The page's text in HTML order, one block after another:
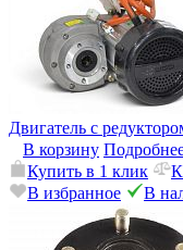
Двигатель с
В корзину
Купить в 1 клик
В избранное
В